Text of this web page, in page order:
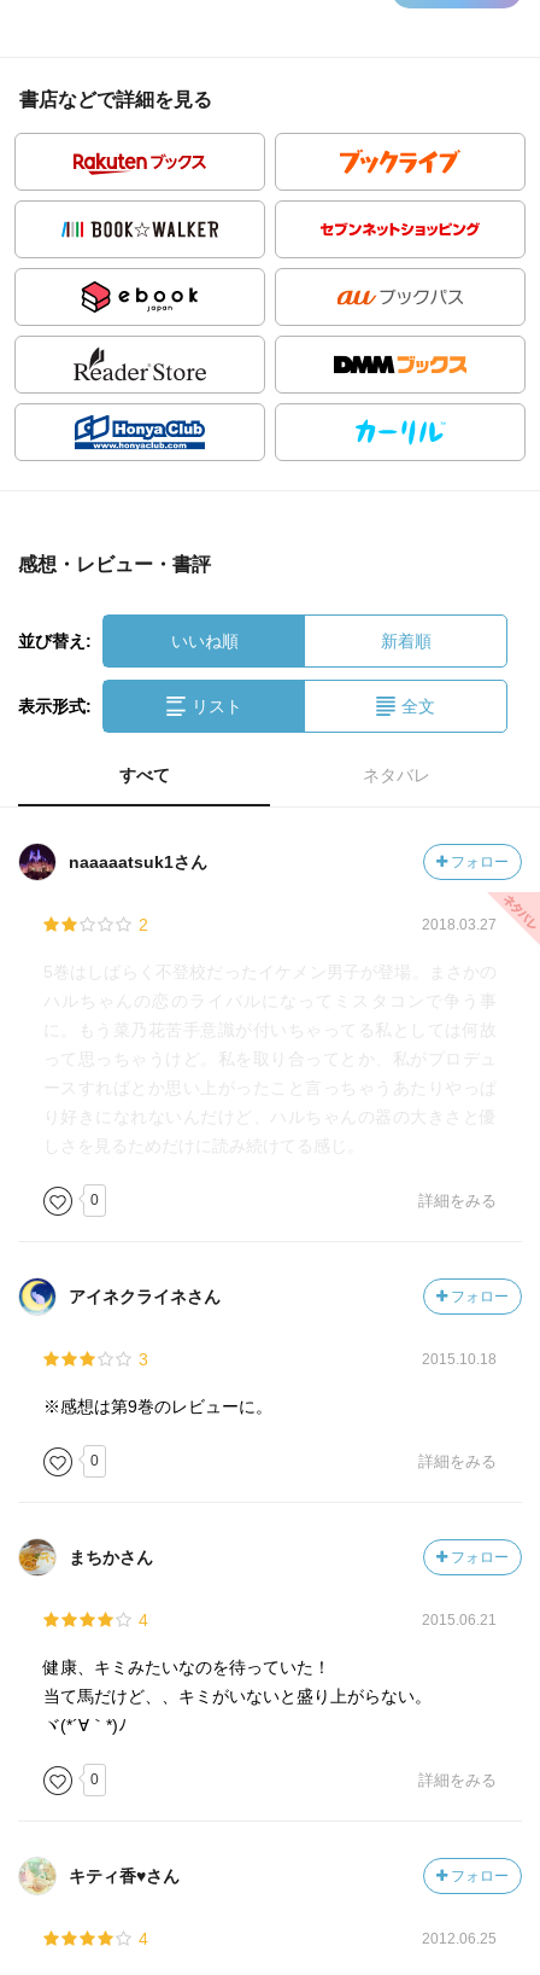
書店などで詳細を見る
感想・レビュー・書評
並び替え: いいね順 新着順
表示形式: リスト 全文
すべて ネタバレ
naaaaatsuk1さん フォロー
2 2018.03.27
5巻はしばらく不登校だったイケメン男子が登場。まさかの
ハルちゃんの恋のライバルになってミスタコンで争う事
に。もう菜乃花苦手意識が付いちゃってる私としては何故
って思っちゃうけど。私を取り合ってとか、私がプロデュ
ースすればとか思い上がったこと言っちゃうあたりやっぱ
り好きになれないんだけど、ハルちゃんの器の大きさと優
しさを見るためだけに読み続けてる感じ。
0 詳細をみる
アイネクライネさん フォロー
3 2015.10.18
※感想は第9巻のレビューに。
0 詳細をみる
まちかさん フォロー
4 2015.06.21
健康、キミみたいなのを待っていた！
当て馬だけど、、キミがいないと盛り上がらない。
ヾ(*´∀｀*)ﾉ
0 詳細をみる
キティ香♥さん フォロー
4 2012.06.25